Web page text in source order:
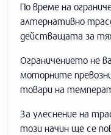
По време на
алтернативно
действащата за
Ограничението не
моторните
товари на
За улеснение на
този начин ще се